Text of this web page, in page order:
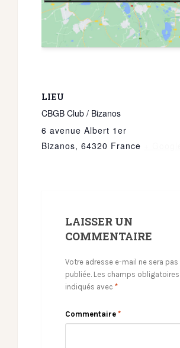
LIEU
CBGB Club / Bizanos
6 avenue Albert 1er
Bizanos, 64320 France
LAISSER UN
COMMENTAIRE
Votre adresse e-mail ne sera pas
publiée. Les champs
indiqués avec *
Commentaire *